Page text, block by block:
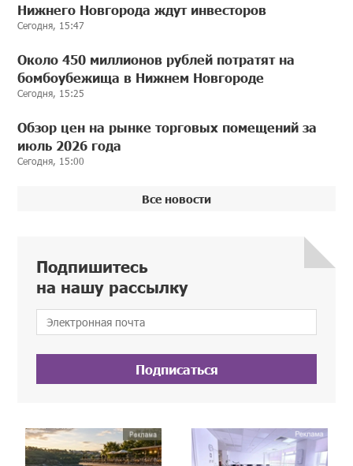
Нижнего Новгорода ждут инвесторов
Сегодня, 15:47
Около 450 миллионов рублей потратят на
бомбоубежища в Нижнем Новгороде
Сегодня, 15:25
Обзор цен на рынке торговых помещений за
июль 2026 года
Сегодня, 15:00
Все новости
Подпишитесь
на нашу рассылку
Подписаться